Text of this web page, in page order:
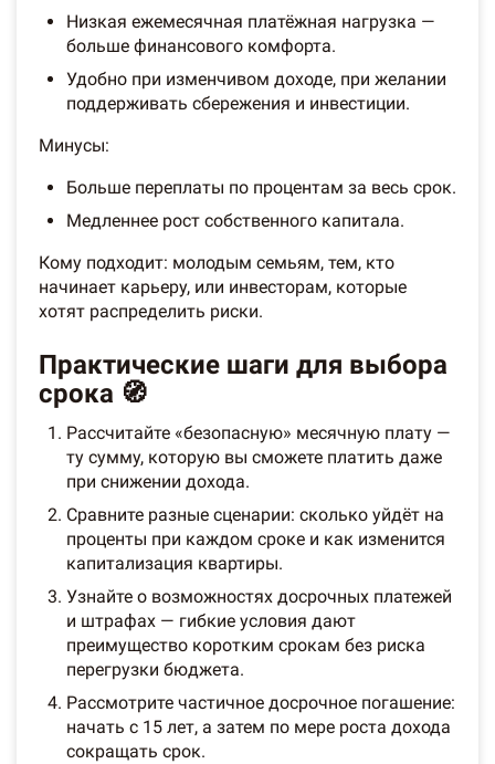
Низкая ежемесячная платёжная нагрузка —
больше финансового комфорта.
Удобно при изменчивом доходе, при желании
поддерживать сбережения и инвестиции.
Минусы:
Больше переплаты по процентам за весь срок.
Медленнее рост собственного капитала.
Кому подходит: молодым семьям, тем, кто
начинает карьеру, или инвесторам, которые
хотят распределить риски.
Практические шаги для выбора
срока 🧭
Рассчитайте «безопасную» месячную плату —
ту сумму, которую вы сможете платить даже
при снижении дохода.
Сравните разные сценарии: сколько уйдёт на
проценты при каждом сроке и как изменится
капитализация квартиры.
Узнайте о возможностях досрочных платежей
и штрафах — гибкие условия дают
преимущество коротким срокам без риска
перегрузки бюджета.
Рассмотрите частичное досрочное погашение:
начать с 15 лет, а затем по мере роста дохода
сокращать срок.